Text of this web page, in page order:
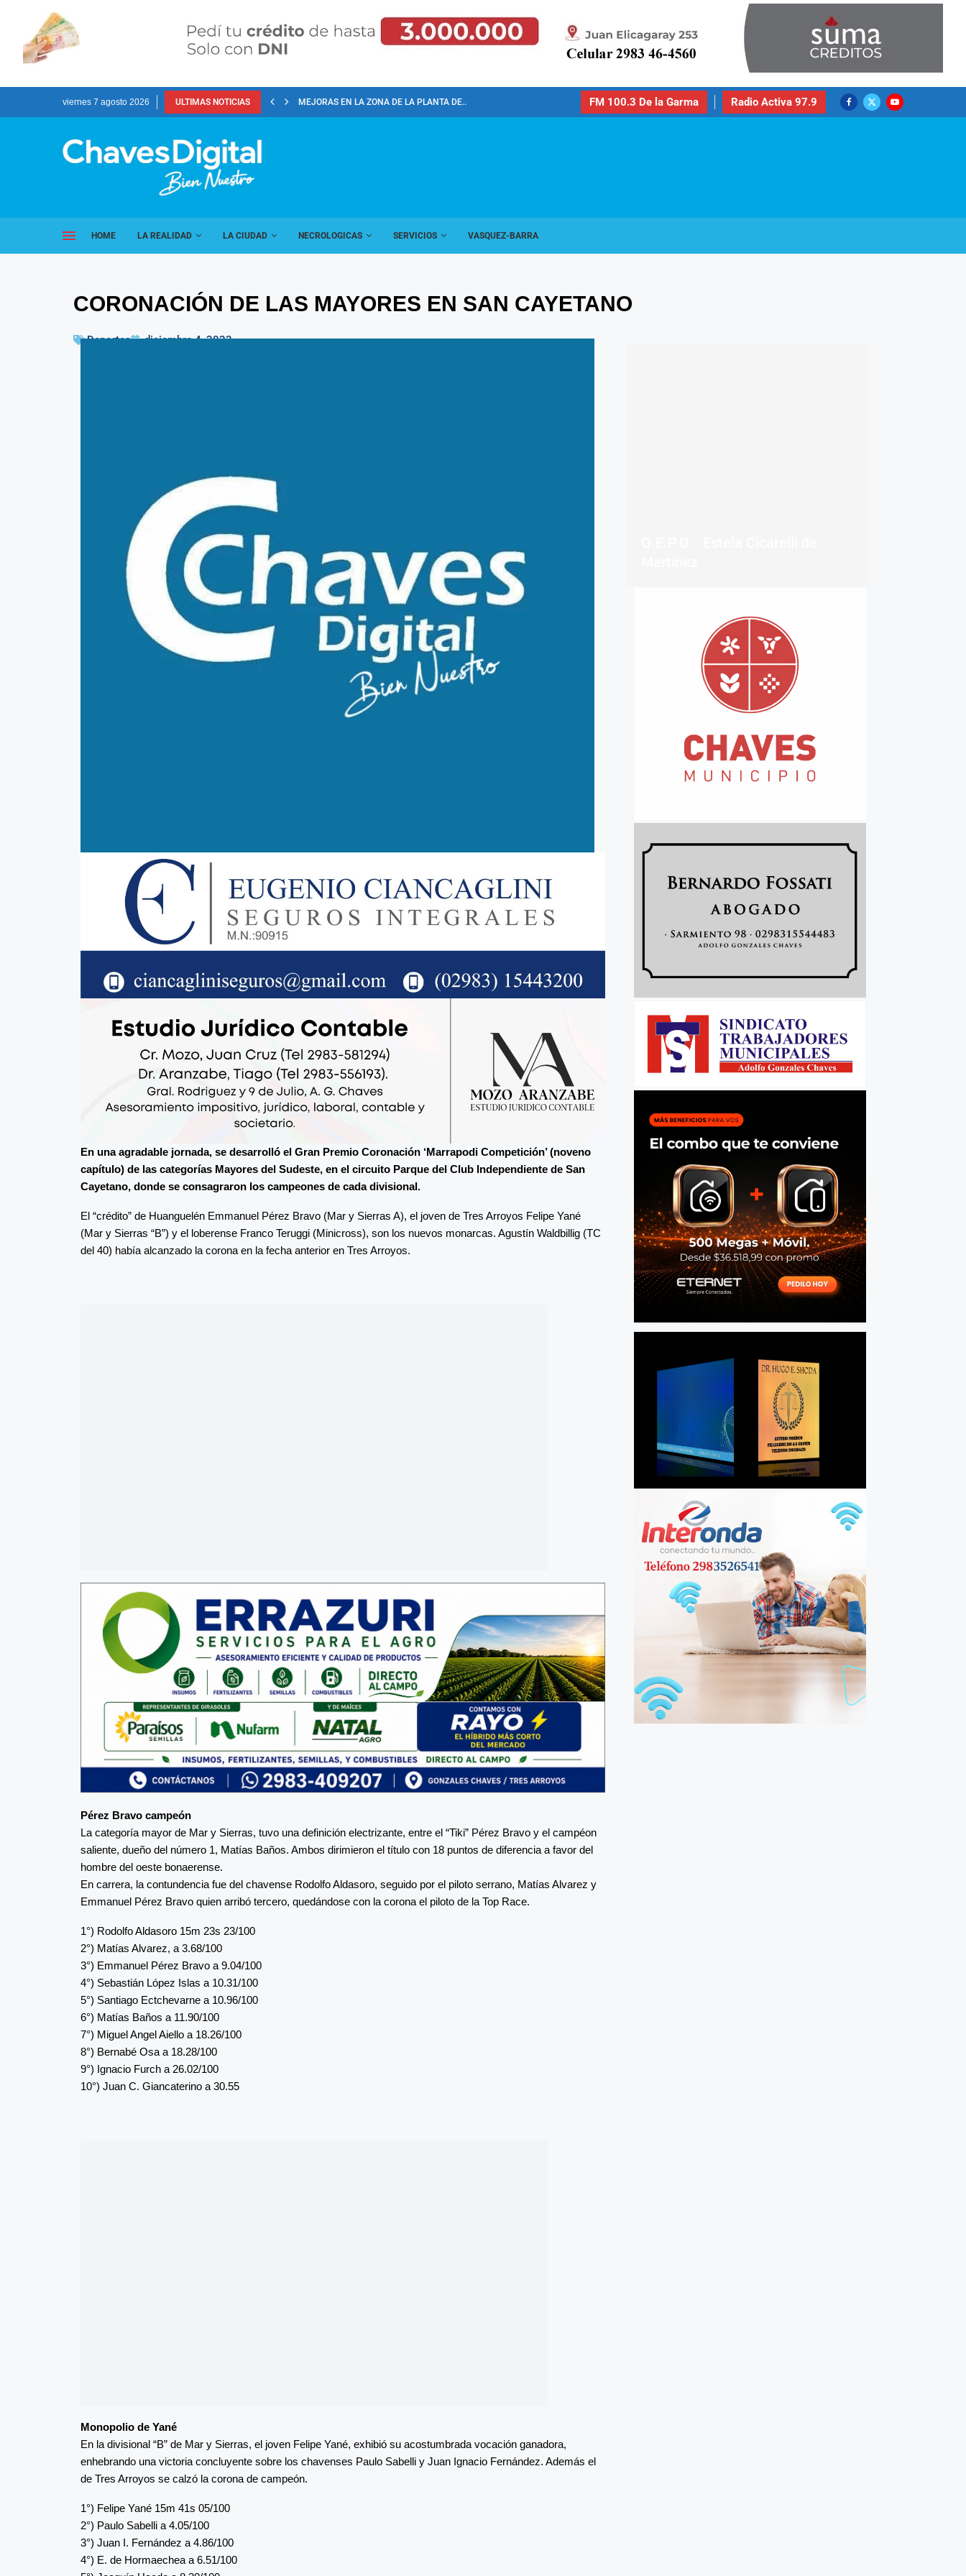
viernes 7 agosto 2026 ULTIMAS NOTICIAS MEJORAS EN LA ZONA DE LA PLANTA DE... FM 100.3 De la Garma Radio Activa 97.9
HOME LA REALIDAD LA CIUDAD NECROLOGICAS SERVICIOS VASQUEZ-BARRA
CORONACIÓN DE LAS MAYORES EN SAN CAYETANO
Deportes diciembre 4, 2023
En una agradable jornada, se desarrolló el Gran Premio Coronación ‘Marrapodi Competición’ (noveno
capítulo) de las categorías Mayores del Sudeste, en el circuito Parque del Club Independiente de San
Cayetano, donde se consagraron los campeones de cada divisional.
El “crédito” de Huanguelén Emmanuel Pérez Bravo (Mar y Sierras A), el joven de Tres Arroyos Felipe Yané
(Mar y Sierras “B”) y el loberense Franco Teruggi (Minicross), son los nuevos monarcas. Agustín Waldbillig (TC
del 40) había alcanzado la corona en la fecha anterior en Tres Arroyos.
Pérez Bravo campeón
La categoría mayor de Mar y Sierras, tuvo una definición electrizante, entre el “Tiki” Pérez Bravo y el campéon
saliente, dueño del número 1, Matías Baños. Ambos dirimieron el título con 18 puntos de diferencia a favor del
hombre del oeste bonaerense.
En carrera, la contundencia fue del chavense Rodolfo Aldasoro, seguido por el piloto serrano, Matías Alvarez y
Emmanuel Pérez Bravo quien arribó tercero, quedándose con la corona el piloto de la Top Race.
1°) Rodolfo Aldasoro 15m 23s 23/100
2°) Matías Alvarez, a 3.68/100
3°) Emmanuel Pérez Bravo a 9.04/100
4°) Sebastián López Islas a 10.31/100
5°) Santiago Ectchevarne a 10.96/100
6°) Matías Baños a 11.90/100
7°) Miguel Angel Aiello a 18.26/100
8°) Bernabé Osa a 18.28/100
9°) Ignacio Furch a 26.02/100
10°) Juan C. Giancaterino a 30.55
Monopolio de Yané
En la divisional “B” de Mar y Sierras, el joven Felipe Yané, exhibió su acostumbrada vocación ganadora,
enhebrando una victoria concluyente sobre los chavenses Paulo Sabelli y Juan Ignacio Fernández. Además el
de Tres Arroyos se calzó la corona de campeón.
1°) Felipe Yané 15m 41s 05/100
2°) Paulo Sabelli a 4.05/100
3°) Juan I. Fernández a 4.86/100
4°) E. de Hormaechea a 6.51/100